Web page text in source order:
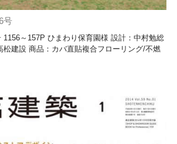
号
1156～157P ひまわり保育園様 設計：中村勉総
松建設 商品：カバ直貼複合フローリング/不燃